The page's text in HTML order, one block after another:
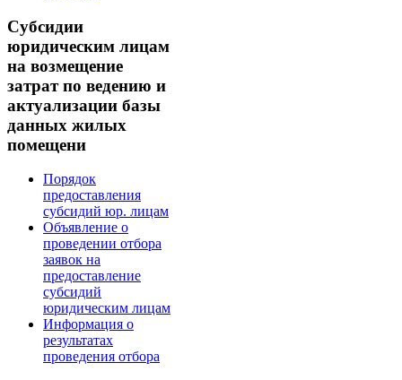
Субсидии
юридическим лицам
на возмещение
затрат по ведению и
актуализации базы
данных жилых
помещени
Порядок
предоставления
субсидий юр. лицам
Объявление о
проведении отбора
заявок на
предоставление
субсидий
юридическим лицам
Информация о
результатах
проведения отбора